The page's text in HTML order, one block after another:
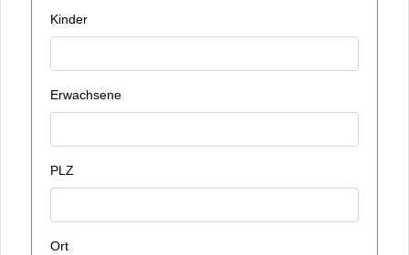
Kinder
Erwachsene
PLZ
Ort